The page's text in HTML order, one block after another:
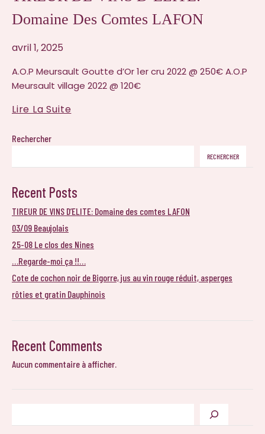
Domaine Des Comtes LAFON
avril 1, 2025
A.O.P Meursault Goutte d’Or 1er cru 2022 @ 250€ A.O.P
Meursault village 2022 @ 120€
Lire La SuiteTIREUR
Domaine
Comtes
LAFON
Rechercher
RECHERCHER
Recent Posts
TIREUR DE VINS D’ELITE: Domaine des comtes LAFON
03/09 Beaujolais
25-08 Le clos des Nines
…Regarde-moi ça !!…
Cote de cochon noir de Bigorre, jus au vin rouge réduit, asperges
rôties et gratin Dauphinois
Recent Comments
Aucun commentaire à afficher.